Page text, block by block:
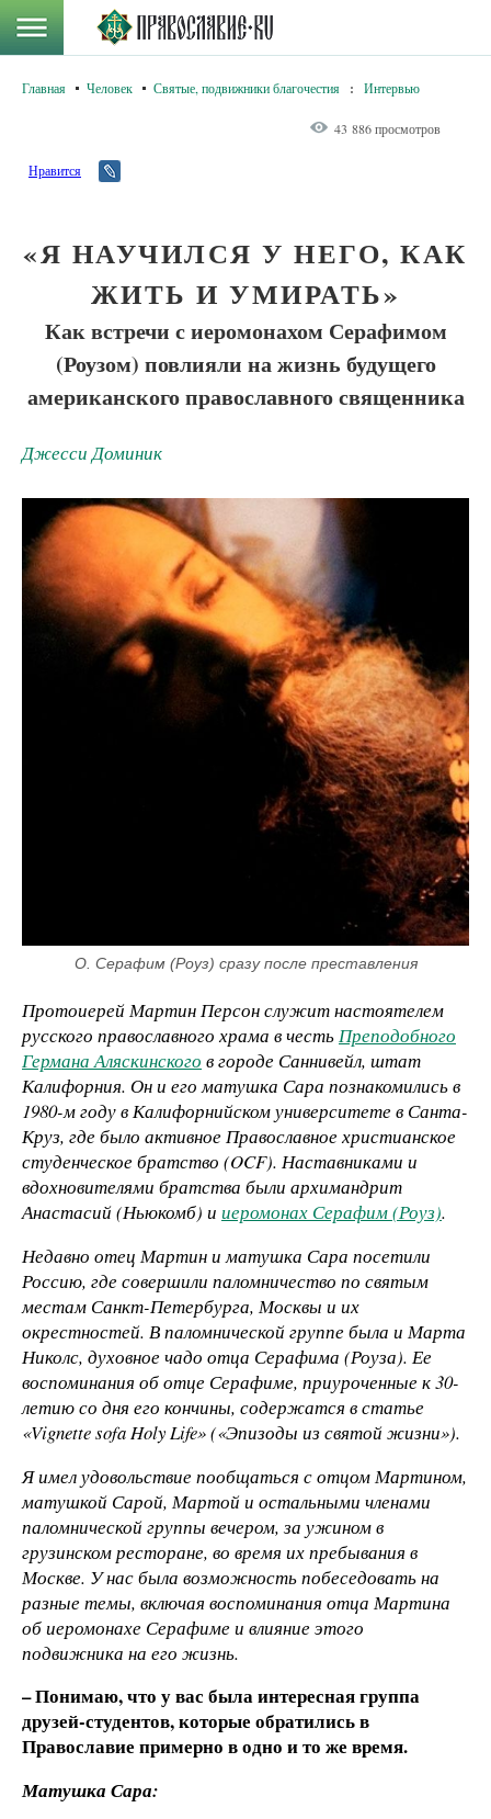
Главная Человек Святые, подвижники благочестия : Интервью
43 886 просмотров
Нравится
«Я НАУЧИЛСЯ У НЕГО, КАК
ЖИТЬ И УМИРАТЬ»
Как встречи с иеромонахом Серафимом
(Роузом) повлияли на жизнь будущего
американского православного священника
Джесси Доминик
О. Серафим (Роуз) сразу после преставления
Протоиерей Мартин Персон служит настоятелем
русского православного храма в честьПреподобного
Германа Аляскинского в городе Саннивейл, штат
Калифорния. Он и его матушка Сара познакомились в
1980-м году в Калифорнийском университете в Санта-
Круз, где было активное Православное христианское
студенческое братство (OCF). Наставниками и
вдохновителями братства были архимандрит
Анастасий (Ньюкомб) и иеромонах Серафим (Роуз).
Недавно отец Мартин и матушка Сара посетили
Россию, где совершили паломничество по святым
местам Санкт-Петербурга, Москвы и их
окрестностей. В паломнической группе была и Марта
Николс, духовное чадо отца Серафима (Роуза). Ее
воспоминания об отце Серафиме, приуроченные к 30-
летию со дня его кончины, содержатся в статье
«VignettesofaHolyLife» («Эпизоды из святой жизни»).
Я имел удовольствие пообщаться с отцом Мартином,
матушкой Сарой, Мартой и остальными членами
паломнической группы вечером, за ужином в
грузинском ресторане, во время их пребывания в
Москве. У нас была возможность побеседовать на
разные темы, включая воспоминания отца Мартина
об иеромонахе Серафиме и влияние этого
подвижника на его жизнь.
– Понимаю, что у вас была интересная группа
друзей-студентов, которые обратились в
Православие примерно в одно и то же время.
Матушка Сара: